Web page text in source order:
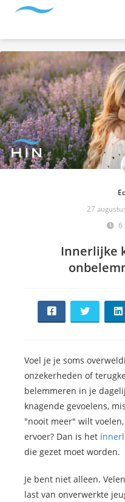
27
6
Innerlijke
Voel je je soms
onzekerheden of
belemmeren in je
knagende gevoelens,
"nooit meer" wilt
ervoer? Dan is het
die gezet moet worden.
Je bent niet alleen.
last van onverwerkte